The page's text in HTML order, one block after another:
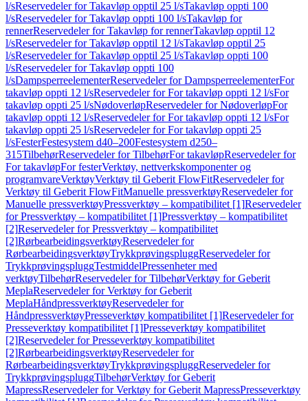
l/sReservedeler for Takavløp opptil 25 l/sTakavløp oppti 100
l/sReservedeler for Takavløp oppti 100 l/sTakavløp for
rennerReservedeler for Takavløp for rennerTakavløp opptil 12
l/sReservedeler for Takavløp opptil 12 l/sTakavløp opptil 25
l/sReservedeler for Takavløp opptil 25 l/sTakavløp oppti 100
l/sReservedeler for Takavløp oppti 100
l/sDampsperreelementerReservedeler for DampsperreelementerFor
takavløp oppti 12 l/sReservedeler for For takavløp oppti 12 l/sFor
takavløp oppti 25 l/sNødoverløpReservedeler for NødoverløpFor
takavløp oppti 12 l/sReservedeler for For takavløp oppti 12 l/sFor
takavløp oppti 25 l/sReservedeler for For takavløp oppti 25
l/sFesterFestesystem d40–200Festesystem d250–
315TilbehørReservedeler for TilbehørFor takavløpReservedeler for
For takavløpFor festerVerktøy, nettverkskomponenter og
programvareVerktøyVerktøy til Geberit FlowFitReservedeler for
Verktøy til Geberit FlowFitManuelle pressverktøyReservedeler for
Manuelle pressverktøyPressverktøy – kompatibilitet [1]Reservedeler
for Pressverktøy – kompatibilitet [1]Pressverktøy – kompatibilitet
[2]Reservedeler for Pressverktøy – kompatibilitet
[2]RørbearbeidingsverktøyReservedeler for
RørbearbeidingsverktøyTrykkprøvingspluggReservedeler for
TrykkprøvingspluggTestmiddelPressenheter med
verktøyTilbehørReservedeler for TilbehørVerktøy for Geberit
MeplaReservedeler for Verktøy for Geberit
MeplaHåndpressverktøyReservedeler for
HåndpressverktøyPresseverktøy kompatibilitet [1]Reservedeler for
Presseverktøy kompatibilitet [1]Presseverktøy kompatibilitet
[2]Reservedeler for Presseverktøy kompatibilitet
[2]RørbearbeidingsverktøyReservedeler for
RørbearbeidingsverktøyTrykkprøvingspluggReservedeler for
TrykkprøvingspluggTilbehørVerktøy for Geberit
MapressReservedeler for Verktøy for Geberit MapressPresseverktøy